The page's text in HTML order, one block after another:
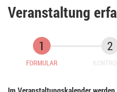
Veranstaltung
FORMULAR